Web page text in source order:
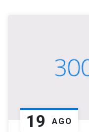
19 AGO